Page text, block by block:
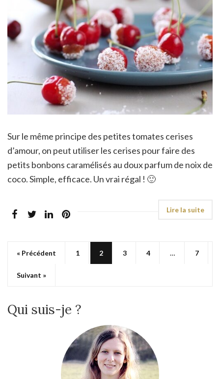
Sur le même principe des petites tomates cerises
d’amour, on peut utiliser les cerises pour faire des
petits bonbons caramélisés au doux parfum de noix de
coco. Simple, efficace. Un vrai régal ! 🙂
« Précédent 1 2 3 4 … 7
Suivant »
Qui suis-je ?